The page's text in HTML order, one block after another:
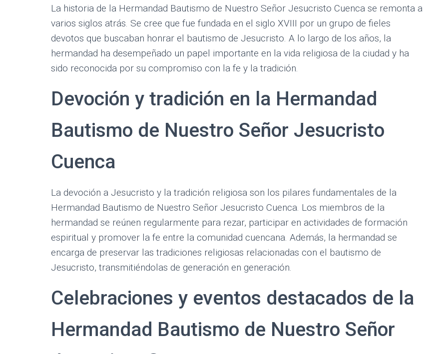
La historia de la Hermandad Bautismo de Nuestro Señor Jesucristo Cuenca se remonta a
varios siglos atrás. Se cree que fue fundada en el siglo XVIII por un grupo de fieles
devotos que buscaban honrar el bautismo de Jesucristo. A lo largo de los años, la
hermandad ha desempeñado un papel importante en la vida religiosa de la ciudad y ha
sido reconocida por su compromiso con la fe y la tradición.
Devoción y tradición en la Hermandad
Bautismo de Nuestro Señor Jesucristo
Cuenca
La devoción a Jesucristo y la tradición religiosa son los pilares fundamentales de la
Hermandad Bautismo de Nuestro Señor Jesucristo Cuenca. Los miembros de la
hermandad se reúnen regularmente para rezar, participar en actividades de formación
espiritual y promover la fe entre la comunidad cuencana. Además, la hermandad se
encarga de preservar las tradiciones religiosas relacionadas con el bautismo de
Jesucristo, transmitiéndolas de generación en generación.
Celebraciones y eventos destacados de la
Hermandad Bautismo de Nuestro Señor